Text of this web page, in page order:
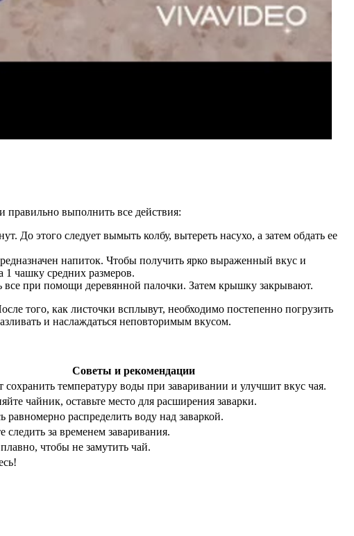
правильно выполнить все действия:
До этого следует вымыть колбу, вытереть насухо, а затем обдать ее
напиток. Чтобы получить ярко выраженный вкус и
1 чашку средних размеров.
все при помощи деревянной палочки. Затем крышку закрывают.
того, как листочки всплывут, необходимо постепенно погрузить
и наслаждаться неповторимым вкусом.
Советы и рекомендации
температуру воды при заваривании и улучшит вкус чая.
чайник, оставьте место для расширения заварки.
равномерно распределить воду над заваркой.
следить за временем заваривания.
чтобы не замутить чай.